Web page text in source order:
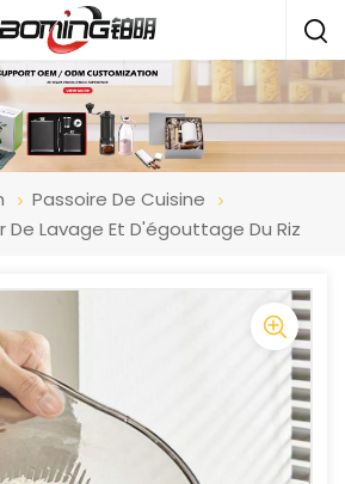
Passoire De Cuisine
De Lavage Et D'égouttage Du Riz